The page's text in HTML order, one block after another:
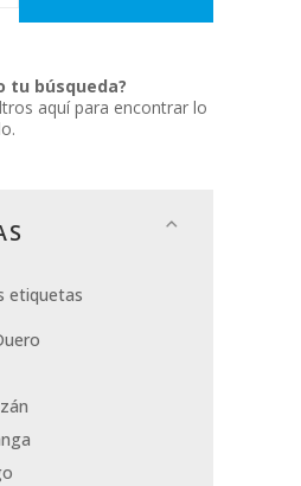
tu búsqueda?
aquí para encontrar lo
etiquetas